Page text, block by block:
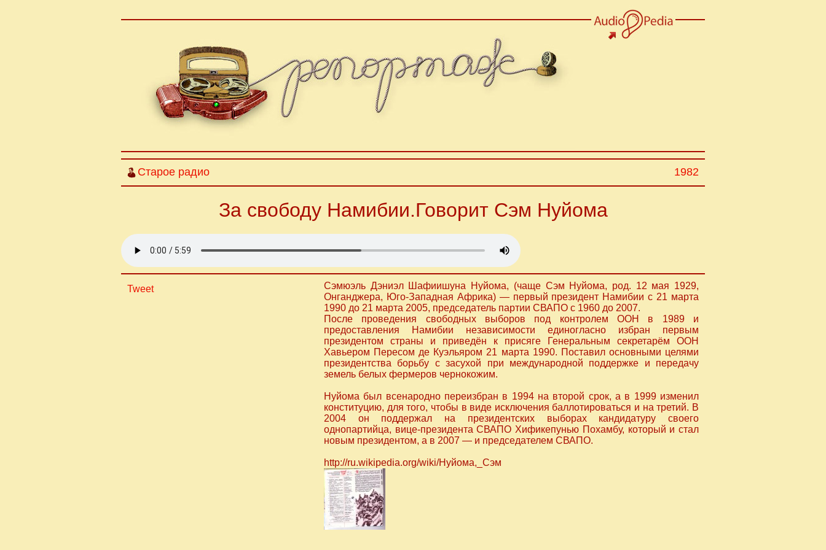
Старое радио 1982
За свободу Намибии.Говорит Сэм Нуйома
Tweet
Сэмюэль Дэниэл Шафиишуна Нуйома, (чаще Сэм Нуйома, род. 12 мая 1929,
Онганджера, Юго-Западная Африка) — первый президент Намибии с 21 марта
1990 до 21 марта 2005, председатель партии СВАПО с 1960 до 2007.
После проведения свободных выборов под контролем ООН в 1989 и
предоставления Намибии независимости единогласно избран первым
президентом страны и приведён к присяге Генеральным секретарём ООН
Хавьером Пересом де Куэльяром 21 марта 1990. Поставил основными целями
президентства борьбу с засухой при международной поддержке и передачу
земель белых фермеров чернокожим.
Нуйома был всенародно переизбран в 1994 на второй срок, а в 1999 изменил
конституцию, для того, чтобы в виде исключения баллотироваться и на третий. В
2004 он поддержал на президентских выборах кандидатуру своего
однопартийца, вице-президента СВАПО Хификепунью Похамбу, который и стал
новым президентом, а в 2007 — и председателем СВАПО.
http://ru.wikipedia.org/wiki/Нуйома,_Сэм